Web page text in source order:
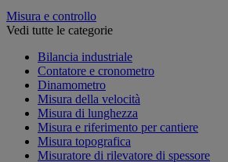
Misura e controllo
Vedi tutte le categorie
Bilancia industriale
Contatore e cronometro
Dinamometro
Misura della velocità
Misura di lunghezza
Misura e riferimento per cantiere
Misura topografica
Misuratore di rilevatore di spessore